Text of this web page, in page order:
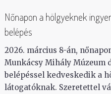
Nőnapon a hölgyeknek
belépés
2026. március 8-án,
Munkácsy Mihály Múzeum
belépéssel kedveskedik a
látogatóknak. Szeretettel